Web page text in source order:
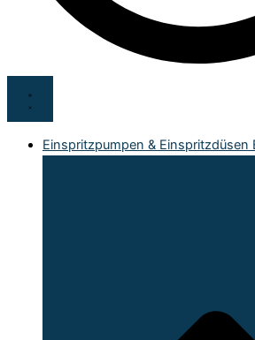
Einspritzpumpen & Einspritzdüsen